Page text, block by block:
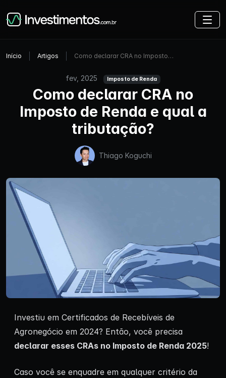
Início Artigos Como declarar CRA no Imposto…
fev, 2025 Imposto de Renda
Como declarar CRA no
Imposto de Renda e qual a
tributação?
Thiago Koguchi
Investiu em Certificados de Recebíveis de
Agronegócio em 2024? Então, você precisa
declarar esses CRAs no Imposto de Renda 2025!
Caso você se enquadre em qualquer critério da